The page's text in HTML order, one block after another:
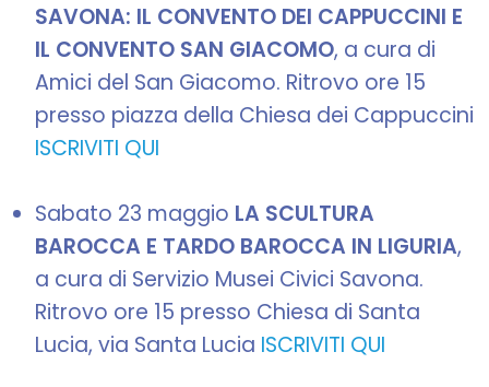
SAVONA: IL CONVENTO DEI CAPPUCCINI E
IL CONVENTO SAN GIACOMO, a cura di
Amici del San Giacomo. Ritrovo ore 15
presso piazza della Chiesa dei Cappuccini
ISCRIVITI QUI
Sabato 23 maggio LA SCULTURA
BAROCCA E TARDO BAROCCA IN LIGURIA,
a cura di Servizio Musei Civici Savona.
Ritrovo ore 15 presso Chiesa di Santa
Lucia, via Santa Lucia ISCRIVITI QUI